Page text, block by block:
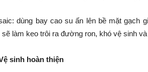
dùng bay cao su ấn lên bề mặt gạch
sẽ làm keo trôi ra đường ron, khó vệ sinh
sinh hoàn thiện